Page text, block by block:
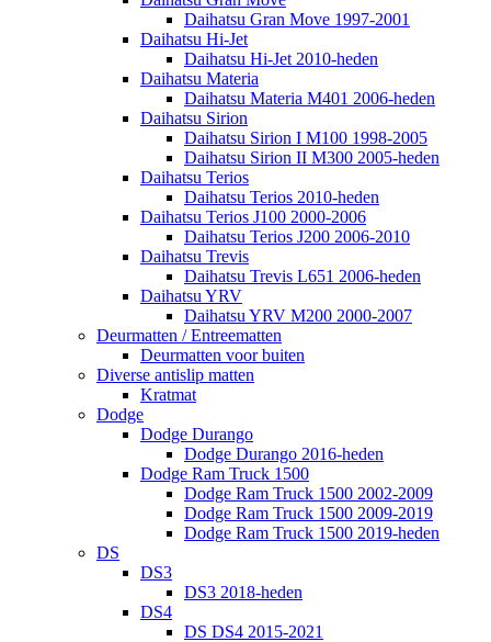
Daihatsu Gran Move 1997-2001
Daihatsu Hi-Jet
Daihatsu Hi-Jet 2010-heden
Daihatsu Materia
Daihatsu Materia M401 2006-heden
Daihatsu Sirion
Daihatsu Sirion I M100 1998-2005
Daihatsu Sirion II M300 2005-heden
Daihatsu Terios
Daihatsu Terios 2010-heden
Daihatsu Terios J100 2000-2006
Daihatsu Terios J200 2006-2010
Daihatsu Trevis
Daihatsu Trevis L651 2006-heden
Daihatsu YRV
Daihatsu YRV M200 2000-2007
Deurmatten / Entreematten
Deurmatten voor buiten
Diverse antislip matten
Kratmat
Dodge
Dodge Durango
Dodge Durango 2016-heden
Dodge Ram Truck 1500
Dodge Ram Truck 1500 2002-2009
Dodge Ram Truck 1500 2009-2019
Dodge Ram Truck 1500 2019-heden
DS
DS3
DS3 2018-heden
DS4
DS DS4 2015-2021